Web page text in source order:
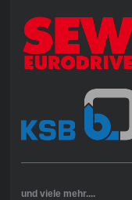
und viele mehr....